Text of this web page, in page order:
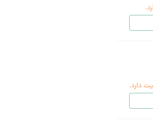
دارد.